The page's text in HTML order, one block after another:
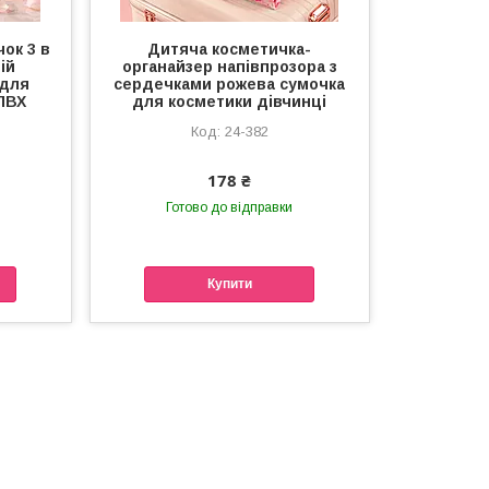
3 в
Дитяча косметичка-
органайзер напівпрозора з
сердечками рожева сумочка
для косметики дівчинці
24-382
178 ₴
Готово до відправки
Купити